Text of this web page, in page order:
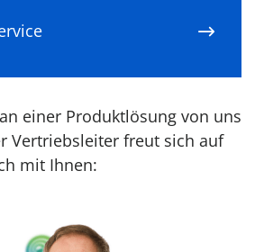
einer Produktlösung von uns
Vertriebsleiter freut sich auf
mit Ihnen: